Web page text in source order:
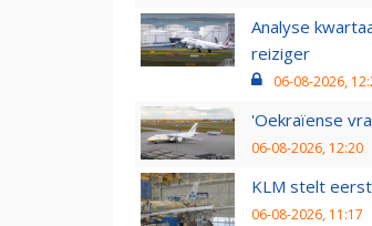
Analyse
reiziger
06-08-2026,
'Oekraïense
06-08-2026, 12:20
KLM stelt
06-08-2026, 11:17